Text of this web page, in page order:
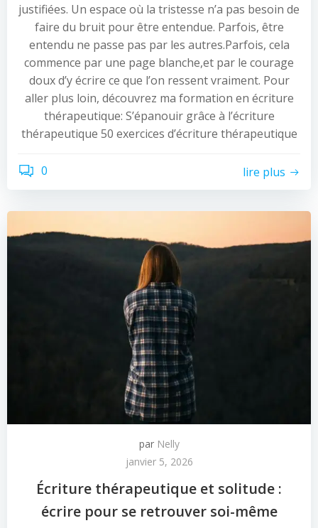
justifiées. Un espace où la tristesse n’a pas besoin de
faire du bruit pour être entendue. Parfois, être
entendu ne passe pas par les autres.Parfois, cela
commence par une page blanche,et par le courage
doux d’y écrire ce que l’on ressent vraiment. Pour
aller plus loin, découvrez ma formation en écriture
thérapeutique: S’épanouir grâce à l’écriture
thérapeutique 50 exercices d’écriture thérapeutique
0 lire plus
par Nelly
janvier 5, 2026
Écriture thérapeutique et solitude :
écrire pour se retrouver soi-même